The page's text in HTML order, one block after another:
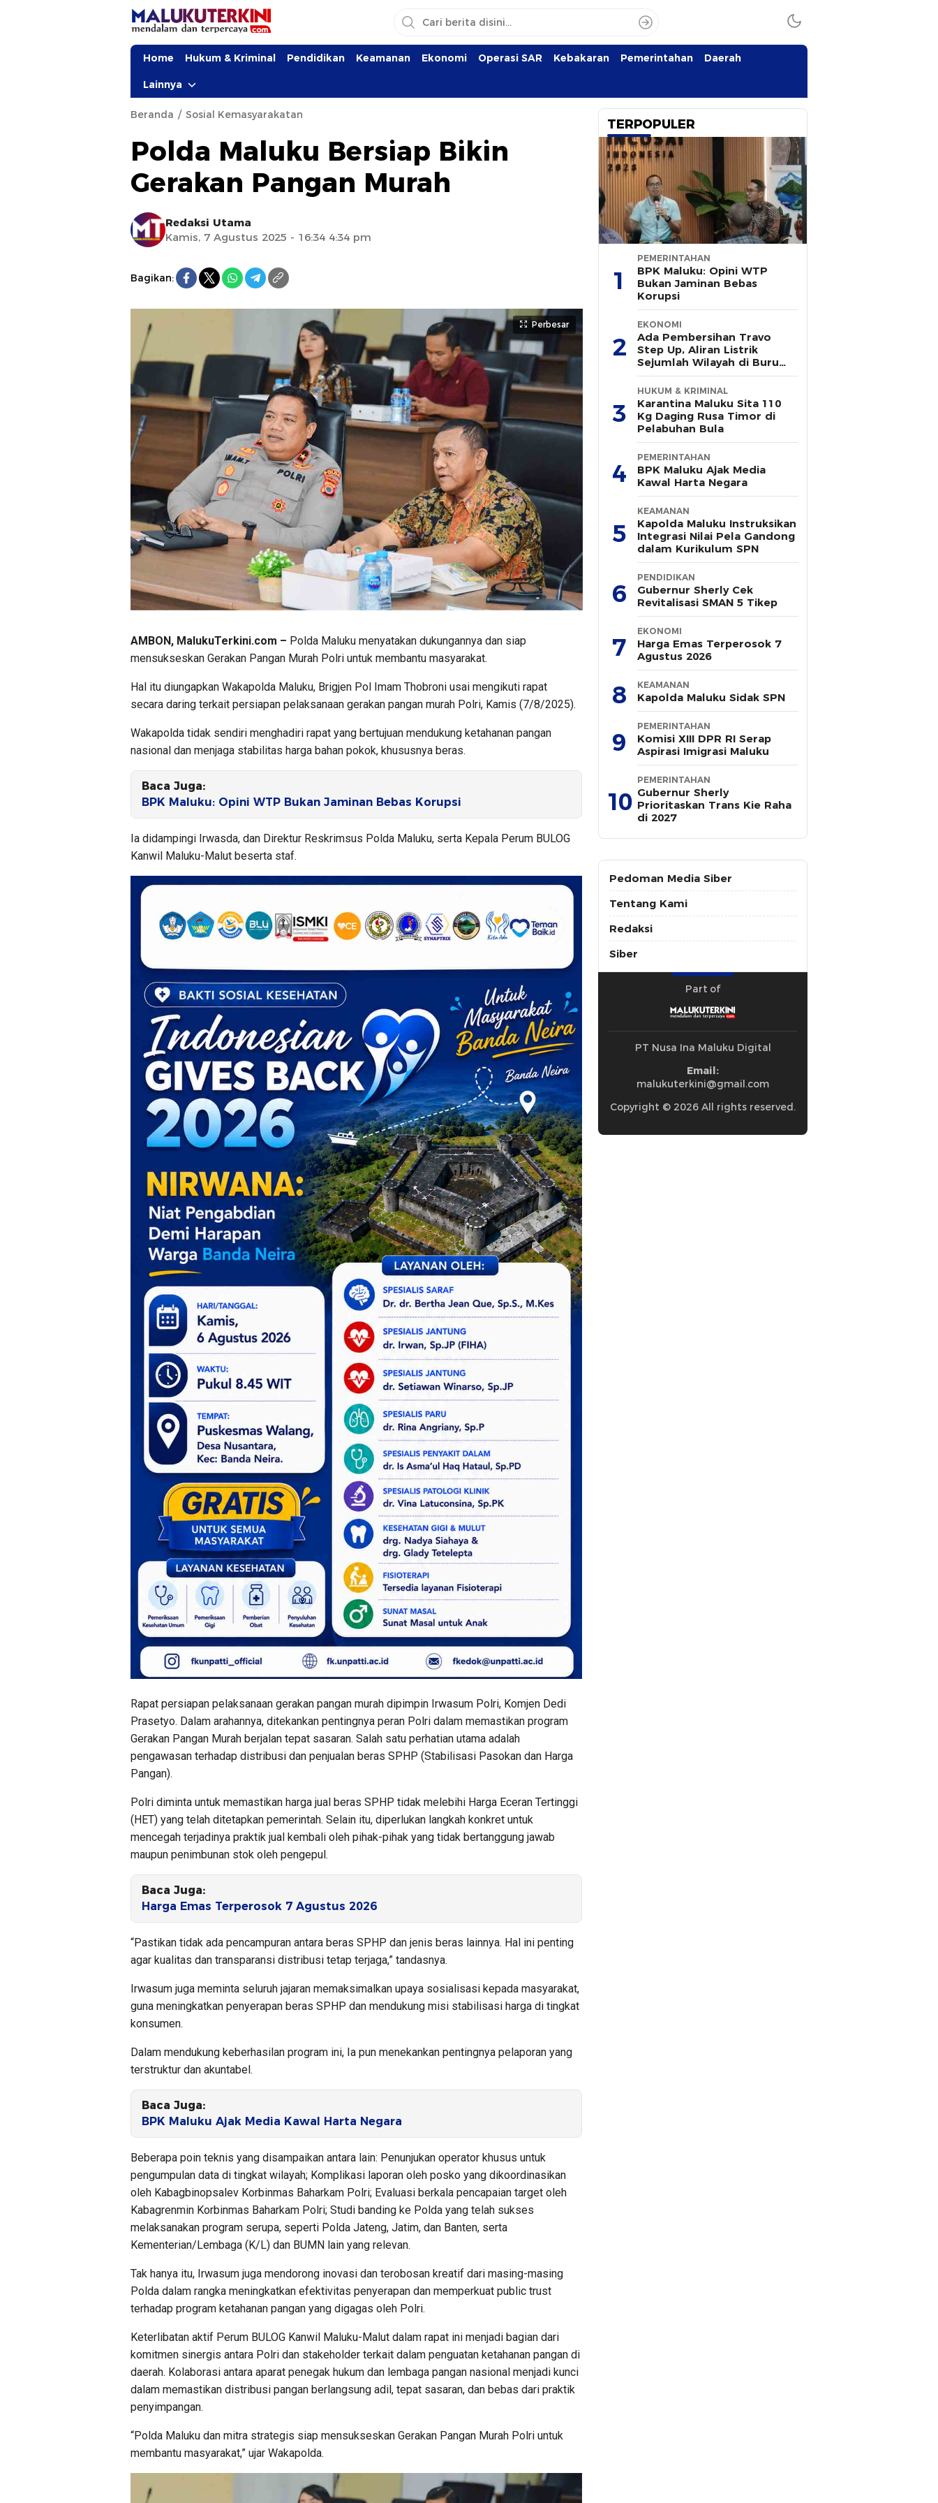
Home Hukum & Kriminal Pendidikan Keamanan Ekonomi Operasi SAR Kebakaran Pemerintahan Daerah
Lainnya
Beranda Sosial Kemasyarakatan
Polda Maluku Bersiap Bikin
Gerakan Pangan Murah
Redaksi Utama
Kamis, 7 Agustus 2025 - 16:34 4:34 pm
Bagikan:
Perbesar
AMBON, MalukuTerkini.com – Polda Maluku menyatakan dukungannya dan siap
mensukseskan Gerakan Pangan Murah Polri untuk membantu masyarakat.
Hal itu diungapkan Wakapolda Maluku, Brigjen Pol Imam Thobroni usai mengikuti rapat
secara daring terkait persiapan pelaksanaan gerakan pangan murah Polri, Kamis (7/8/2025).
Wakapolda tidak sendiri menghadiri rapat yang bertujuan mendukung ketahanan pangan
nasional dan menjaga stabilitas harga bahan pokok, khususnya beras.
Baca Juga:
BPK Maluku: Opini WTP Bukan Jaminan Bebas Korupsi
Ia didampingi Irwasda, dan Direktur Reskrimsus Polda Maluku, serta Kepala Perum BULOG
Kanwil Maluku-Malut beserta staf.
Rapat persiapan pelaksanaan gerakan pangan murah dipimpin Irwasum Polri, Komjen Dedi
Prasetyo. Dalam arahannya, ditekankan pentingnya peran Polri dalam memastikan program
Gerakan Pangan Murah berjalan tepat sasaran. Salah satu perhatian utama adalah
pengawasan terhadap distribusi dan penjualan beras SPHP (Stabilisasi Pasokan dan Harga
Pangan).
Polri diminta untuk memastikan harga jual beras SPHP tidak melebihi Harga Eceran Tertinggi
(HET) yang telah ditetapkan pemerintah. Selain itu, diperlukan langkah konkret untuk
mencegah terjadinya praktik jual kembali oleh pihak-pihak yang tidak bertanggung jawab
maupun penimbunan stok oleh pengepul.
Baca Juga:
Harga Emas Terperosok 7 Agustus 2026
“Pastikan tidak ada pencampuran antara beras SPHP dan jenis beras lainnya. Hal ini penting
agar kualitas dan transparansi distribusi tetap terjaga,” tandasnya.
Irwasum juga meminta seluruh jajaran memaksimalkan upaya sosialisasi kepada masyarakat,
guna meningkatkan penyerapan beras SPHP dan mendukung misi stabilisasi harga di tingkat
konsumen.
Dalam mendukung keberhasilan program ini, Ia pun menekankan pentingnya pelaporan yang
terstruktur dan akuntabel.
Baca Juga:
BPK Maluku Ajak Media Kawal Harta Negara
Beberapa poin teknis yang disampaikan antara lain: Penunjukan operator khusus untuk
pengumpulan data di tingkat wilayah; Komplikasi laporan oleh posko yang dikoordinasikan
oleh Kabagbinopsalev Korbinmas Baharkam Polri; Evaluasi berkala pencapaian target oleh
Kabagrenmin Korbinmas Baharkam Polri; Studi banding ke Polda yang telah sukses
melaksanakan program serupa, seperti Polda Jateng, Jatim, dan Banten, serta
Kementerian/Lembaga (K/L) dan BUMN lain yang relevan.
Tak hanya itu, Irwasum juga mendorong inovasi dan terobosan kreatif dari masing-masing
Polda dalam rangka meningkatkan efektivitas penyerapan dan memperkuat public trust
terhadap program ketahanan pangan yang digagas oleh Polri.
Keterlibatan aktif Perum BULOG Kanwil Maluku-Malut dalam rapat ini menjadi bagian dari
komitmen sinergis antara Polri dan stakeholder terkait dalam penguatan ketahanan pangan di
daerah. Kolaborasi antara aparat penegak hukum dan lembaga pangan nasional menjadi kunci
dalam memastikan distribusi pangan berlangsung adil, tepat sasaran, dan bebas dari praktik
penyimpangan.
“Polda Maluku dan mitra strategis siap mensukseskan Gerakan Pangan Murah Polri untuk
membantu masyarakat,” ujar Wakapolda.
TERPOPULER
1
PEMERINTAHAN
BPK Maluku: Opini WTP
Bukan Jaminan Bebas
Korupsi
2
EKONOMI
Ada Pembersihan Travo
Step Up, Aliran Listrik
Sejumlah Wilayah di Buru
Padam Sementara
3
HUKUM & KRIMINAL
Karantina Maluku Sita 110
Kg Daging Rusa Timor di
Pelabuhan Bula
4
PEMERINTAHAN
BPK Maluku Ajak Media
Kawal Harta Negara
5
KEAMANAN
Kapolda Maluku Instruksikan
Integrasi Nilai Pela Gandong
dalam Kurikulum SPN
6
PENDIDIKAN
Gubernur Sherly Cek
Revitalisasi SMAN 5 Tikep
7
EKONOMI
Harga Emas Terperosok 7
Agustus 2026
8 KEAMANAN
Kapolda Maluku Sidak SPN
9
PEMERINTAHAN
Komisi XIII DPR RI Serap
Aspirasi Imigrasi Maluku
10
PEMERINTAHAN
Gubernur Sherly
Prioritaskan Trans Kie Raha
di 2027
Pedoman Media Siber
Tentang Kami
Redaksi
Siber
Part of
PT Nusa Ina Maluku Digital
Email:
malukuterkini@gmail.com
Copyright © 2026 All rights reserved.